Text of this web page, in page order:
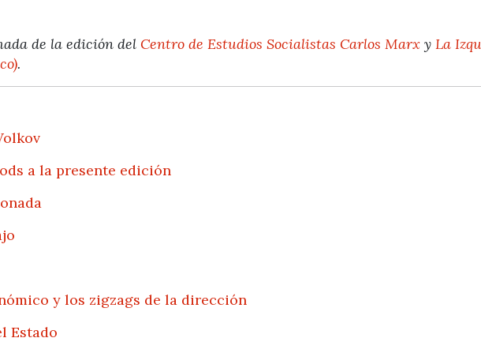
de la edición del Centro de Estudios Socialistas Carlos Marx y La
.
a la presente edición
y los zigzags de la dirección
Estado